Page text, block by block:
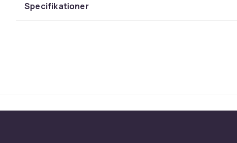
Vikt
Specifikationer